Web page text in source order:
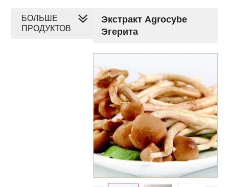
Экстракт Agrocybe
Эгерита
БОЛЬШЕ
ПРОДУКТОВ